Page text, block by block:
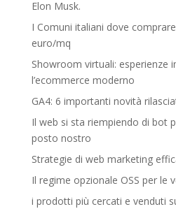
Elon Musk.
I Comuni italiani dove
euro/mq
Showroom virtuali: esperienze
l’ecommerce moderno
GA4: 6 importanti novità
Il web si sta riempiendo di bot
posto nostro
Strategie di web marketing
Il regime opzionale OSS per le
i prodotti più cercati e venduti